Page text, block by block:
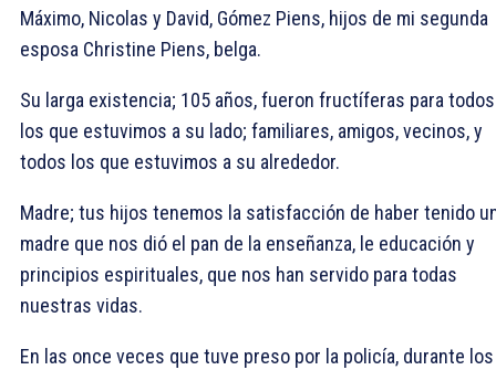
Máximo, Nicolas y David, Gómez Piens, hijos de mi segunda
esposa Christine Piens, belga.
Su larga existencia; 105 años, fueron fructíferas para todos
los que estuvimos a su lado; familiares, amigos, vecinos, y
todos los que estuvimos a su alrededor.
Madre; tus hijos tenemos la satisfacción de haber tenido
madre que nos dió el pan de la enseñanza, le educación y
principios espirituales, que nos han servido para todas
nuestras vidas.
En las once veces que tuve preso por la policía, durante